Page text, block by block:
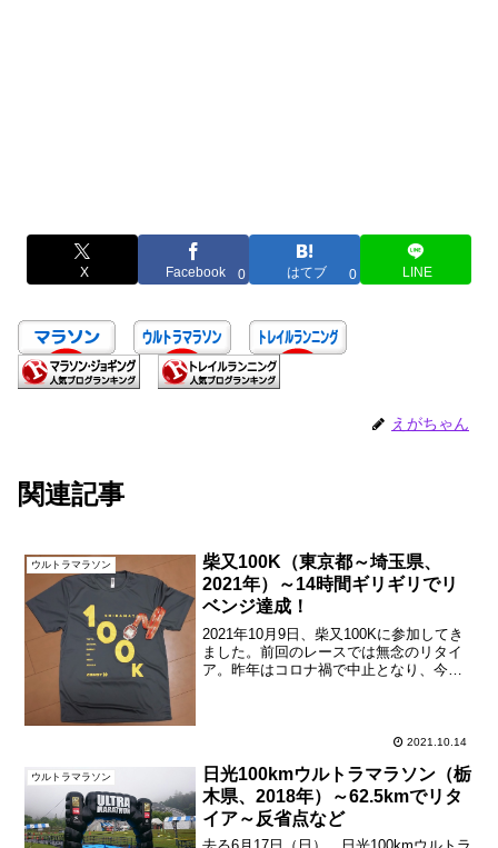
X Facebook 0 はてブ 0 LINE
えがちゃん
関連記事
ウルトラマラソン
柴又100K（東京都～埼玉県、
2021年）～14時間ギリギリでリ
ベンジ達成！
2021年10月9日、柴又100Kに参加してき
ました。前回のレースでは無念のリタイ
ア。昨年はコロナ禍で中止となり、今年
2021.10.14
ウルトラマラソン
日光100kmウルトラマラソン（栃
木県、2018年）～62.5kmでリタ
イア～反省点など